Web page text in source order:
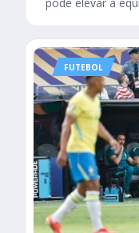
FUTEBOL